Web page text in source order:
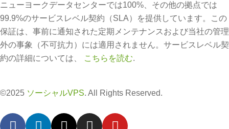
ニューヨークデータセンターでは100%、その他の拠点では
99.9%のサービスレベル契約（SLA）を提供しています。この
保証は、事前に通知された定期メンテナンスおよび当社の管理
外の事象（不可抗力）には適用されません。サービスレベル契
約の詳細については、
こちらを読む.
©2025 ソーシャルVPS. All Rights Reserved.